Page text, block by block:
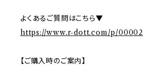
よくあるご質問はこちら▼
https://www.r-dott.com/p/00002
【ご購入時のご案内】